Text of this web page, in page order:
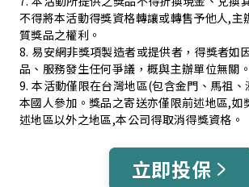
不得將本活動得獎資格轉讓或轉售予他人,主
質獎品之權利。
8. 易安網非獎項製造者或提供者，得獎者如
品、服務發生任何爭議，概與主辦單位無關。
9. 本活動僅限在台灣地區(包含金門、馬祖
本國人參加。獎品之寄送亦僅限前述地區,如
述地區以外之地區,本公司得取消得獎資格。
立即投保